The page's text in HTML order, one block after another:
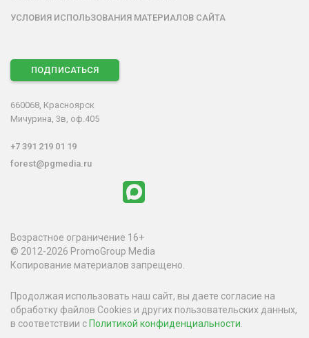
УСЛОВИЯ ИСПОЛЬЗОВАНИЯ МАТЕРИАЛОВ САЙТА
ПОДПИСАТЬСЯ
660068, Красноярск
Мичурина, 3в, оф.405
+7 391 219 01 19
forest@pgmedia.ru
Возрастное ограничение 16+
© 2012-2026 PromoGroup Media
Копирование материалов запрещено.
Продолжая использовать наш сайт, вы даете согласие на
обработку файлов Cookies и других пользовательских данных,
в соответствии сПолитикой конфиденциальности